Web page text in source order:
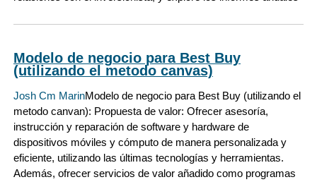
Modelo de negocio para Best Buy
(utilizando el metodo canvas)
Josh Cm MarinModelo de negocio para Best Buy (utilizando el
metodo canvan): Propuesta de valor: Ofrecer asesoría,
instrucción y reparación de software y hardware de
dispositivos móviles y cómputo de manera personalizada y
eficiente, utilizando las últimas tecnologías y herramientas.
Además, ofrecer servicios de valor añadido como programas